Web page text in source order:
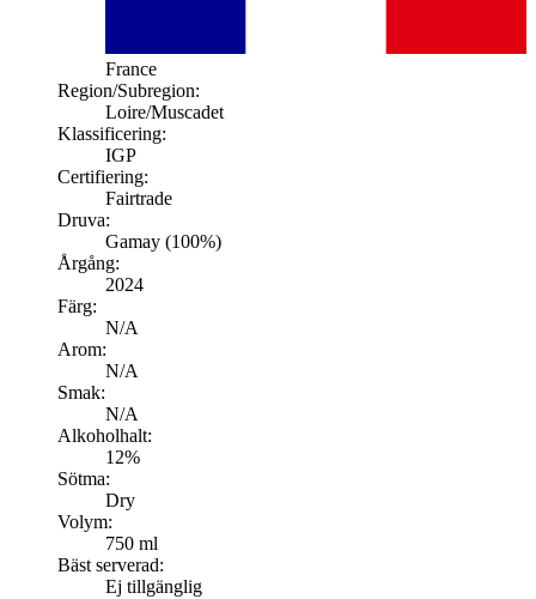
France
Region/Subregion:
Loire/Muscadet
Klassificering:
IGP
Certifiering:
Fairtrade
Druva:
Gamay (100%)
Årgång:
2024
Färg:
N/A
Arom:
N/A
Smak:
N/A
Alkoholhalt:
12%
Sötma:
Dry
Volym:
750 ml
Bäst serverad:
Ej tillgänglig